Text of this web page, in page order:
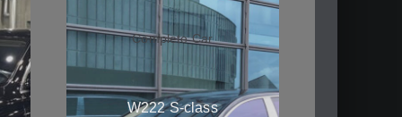
Complete Car
W222 S-class